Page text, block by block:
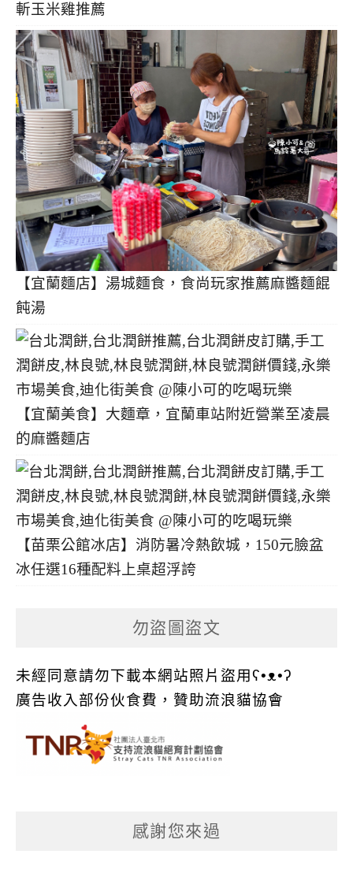
斬玉米雞推薦
【宜蘭麵店】湯城麵食，食尚玩家推薦麻醬麵餛
飩湯
【宜蘭美食】大麵章，宜蘭車站附近營業至凌晨
的麻醬麵店
【苗栗公館冰店】消防暑冷熱飲城，150元臉盆
冰任選16種配料上桌超浮誇
勿盜圖盜文
未經同意請勿下載本網站照片盜用ʕ•ᴥ•ʔ
廣告收入部份伙食費，贊助流浪貓協會
感謝您來過